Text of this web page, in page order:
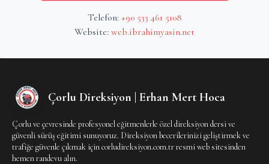
Telefon: +90 533 461 5108
Website: web.ibrahimyasin.net
Çorlu Direksiyon | Erhan Mert Hoca
Çorlu ve çevresinde profesyonel eğitmenlerle özel direksiyon dersi ve
güvenli sürüş eğitimi sunuyoruz. Direksiyon becerilerinizi geliştirmek ve
trafiğe güvenle çıkmak için corludireksiyon.com.tr resmi web sitesinden
hemen randevu alın.